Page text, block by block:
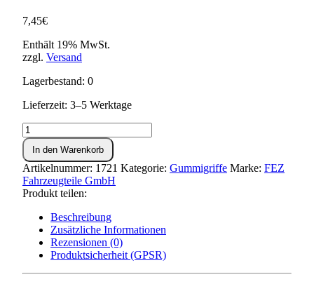
7,45€
Enthält 19% MwSt.
zzgl. Versand
Lagerbestand: 0
Lieferzeit: 3–5 Werktage
Set:
Lenkergriffgummi
KR51,SR4-
(deutsche
Produktion)
Menge
In den Warenkorb
Artikelnummer: 1721 Kategorie: Gummigriffe Marke: FEZ
Fahrzeugteile GmbH
Produkt teilen:
Beschreibung
Zusätzliche Informationen
Rezensionen (0)
Produktsicherheit (GPSR)